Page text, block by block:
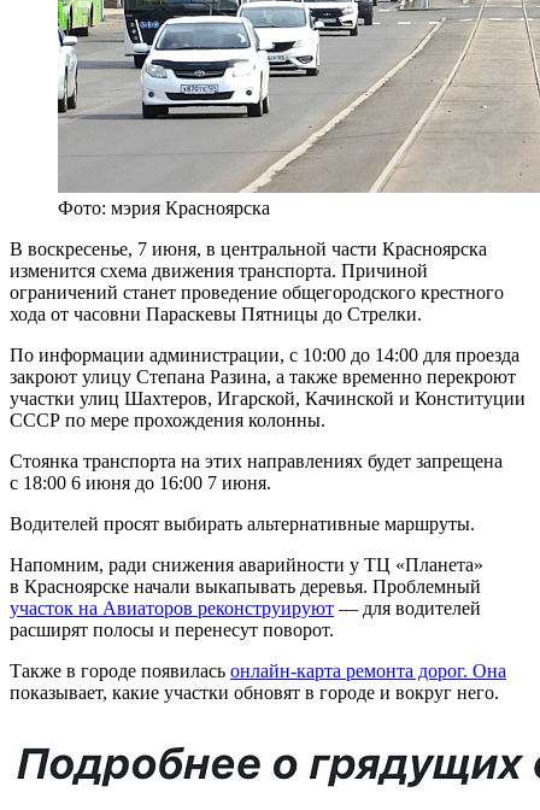
Фото: мэрия Красноярска
В воскресенье, 7 июня, в центральной части Красноярска
изменится схема движения транспорта. Причиной
ограничений станет проведение общегородского крестного
хода от часовни Параскевы Пятницы до Стрелки.
По информации администрации, с 10:00 до 14:00 для проезда
закроют улицу Степана Разина, а также временно перекроют
участки улиц Шахтеров, Игарской, Качинской и Конституции
СССР по мере прохождения колонны.
Стоянка транспорта на этих направлениях будет запрещена
с 18:00 6 июня до 16:00 7 июня.
Водителей просят выбирать альтернативные маршруты.
Напомним, ради снижения аварийности у ТЦ «Планета»
в Красноярске начали выкапывать деревья. Проблемный
участок на Авиаторов реконструируют — для водителей
расширят полосы и перенесут поворот.
Также в городе появилась онлайн-карта ремонта дорог. Она
показывает, какие участки обновят в городе и вокруг него.